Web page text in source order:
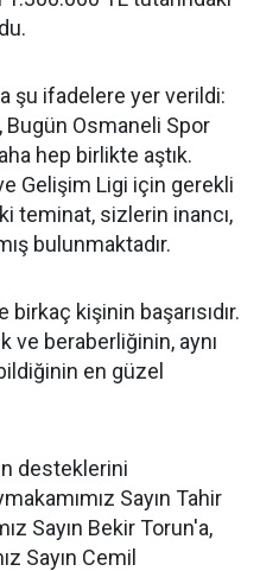
şu ifadelere yer verildi:
Bugün Osmaneli Spor
hep birlikte aştık.
Gelişim Ligi için gerekli
teminat, sizlerin inancı,
bulunmaktadır.
kişinin başarısıdır.
ve beraberliğinin, aynı
en güzel
desteklerini
Sayın Tahir
Sayın Bekir Torun'a,
Sayın Cemil